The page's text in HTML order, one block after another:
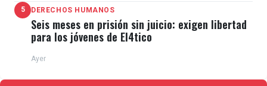
5 DERECHOS HUMANOS
Seis meses en prisión sin juicio: exigen libertad
para los jóvenes de El4tico
Ayer